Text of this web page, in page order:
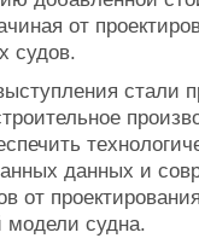
от
судов.
стали
данных и
от
судна.